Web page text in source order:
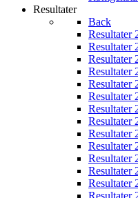
Resultater
Back
Resultater
Resultater
Resultater
Resultater
Resultater
Resultater
Resultater
Resultater
Resultater
Resultater
Resultater
Resultater
Resultater
Resultater